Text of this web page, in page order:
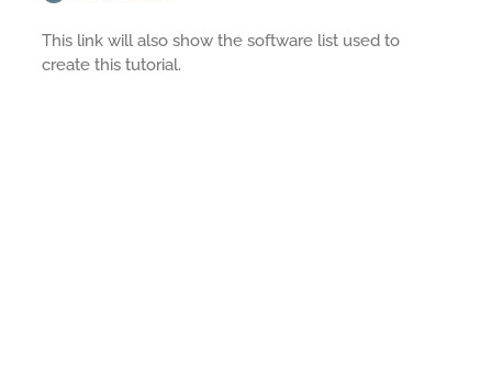
This link will also show the software list used to
create this tutorial.